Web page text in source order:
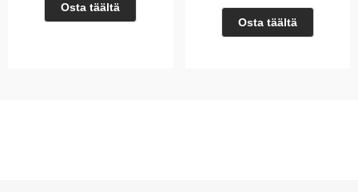
Osta täältä
Osta täältä